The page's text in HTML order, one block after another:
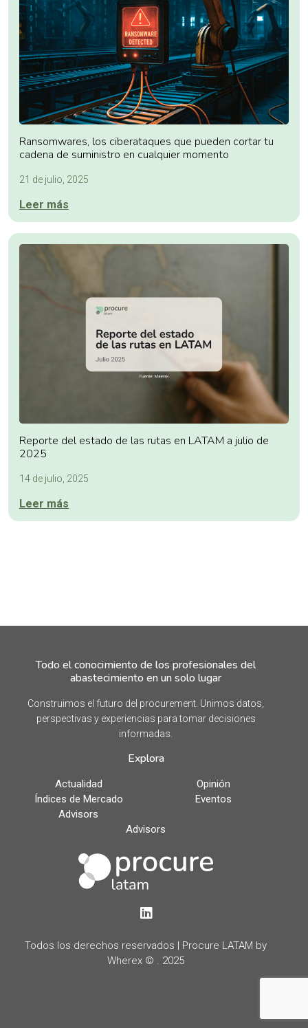
Ransomwares, los ciberataques que pueden cortar tu
cadena de suministro en cualquier momento
21 de julio, 2025
Leer más
Reporte del estado de las rutas en LATAM a julio de
2025
14 de julio, 2025
Leer más
Todo el conocimiento de los profesionales del
abastecimiento en un solo lugar
Construimos el futuro del procurement. Unimos datos,
perspectivas y experiencias para tomar decisiones
informadas.
Explora
Actualidad
Opinión
Índices de Mercado
Eventos
Advisors
Advisors
LinkedIn
Todos los derechos reservados | Procure LATAM by
Wherex © . 2025